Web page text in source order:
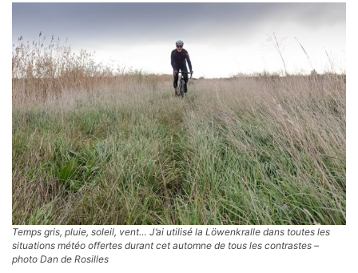
Temps gris, pluie, soleil, vent… J’ai utilisé la Löwenkralle dans toutes les
situations météo offertes durant cet automne de tous les contrastes –
photo Dan de Rosilles